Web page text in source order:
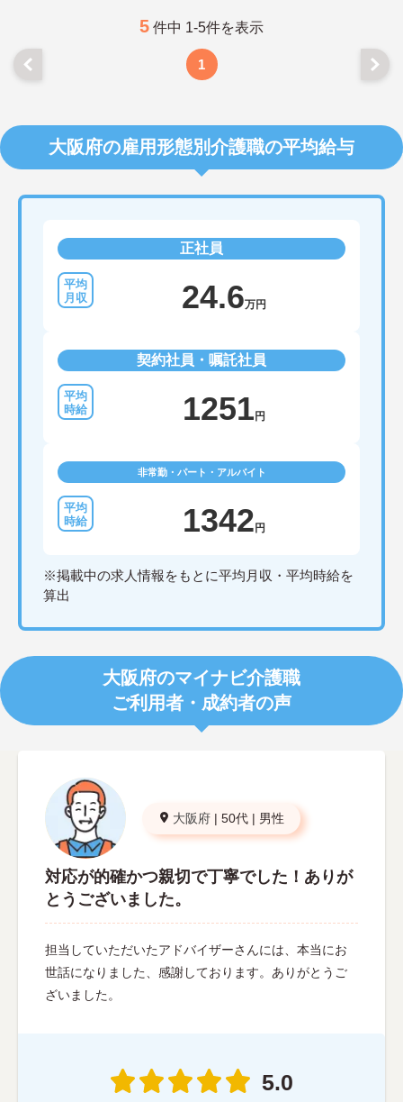
れ、ますます重要な役割を担っています。
5 件中 1-5件を表示
1
大阪府の雇用形態別介護職の平均給与
正社員
24.6万円
契約社員・嘱託社員
1251 円
非常勤・パート・アルバイト
1342 円
※掲載中の求人情報をもとに平均月収・平均時給を
算出
大阪府のマイナビ介護職
ご利用者・成約者の声
大阪府 | 50代 | 男性
対応が的確かつ親切で丁寧でした！ありが
とうございました。
担当していただいたアドバイザーさんには、本当にお
世話になりました、感謝しております。ありがとうご
ざいました。
5.0